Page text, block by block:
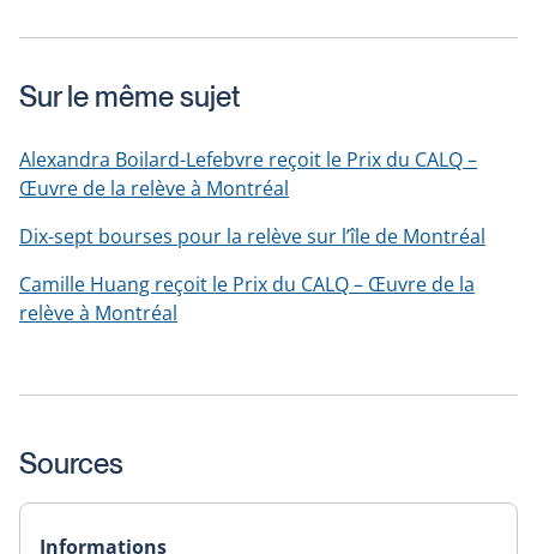
Sur le même sujet
Alexandra Boilard-Lefebvre reçoit le Prix du CALQ –
Œuvre de la relève à Montréal
Dix-sept bourses pour la relève sur l’île de Montréal
Camille Huang reçoit le Prix du CALQ – Œuvre de la
relève à Montréal
Sources
Informations